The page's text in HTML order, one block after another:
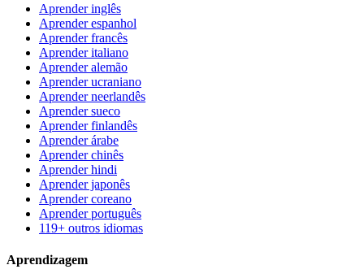
Aprender inglês
Aprender espanhol
Aprender francês
Aprender italiano
Aprender alemão
Aprender ucraniano
Aprender neerlandês
Aprender sueco
Aprender finlandês
Aprender árabe
Aprender chinês
Aprender hindi
Aprender japonês
Aprender coreano
Aprender português
119+ outros idiomas
Aprendizagem